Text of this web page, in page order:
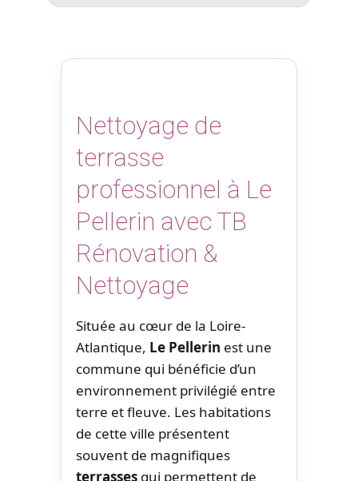
Nettoyage de
terrasse
professionnel à Le
Pellerin avec TB
Rénovation &
Nettoyage
Située au cœur de la Loire-
Atlantique, Le Pellerin est une
commune qui bénéficie d’un
environnement privilégié entre
terre et fleuve. Les habitations
de cette ville présentent
souvent de magnifiques
terrasses qui permettent de